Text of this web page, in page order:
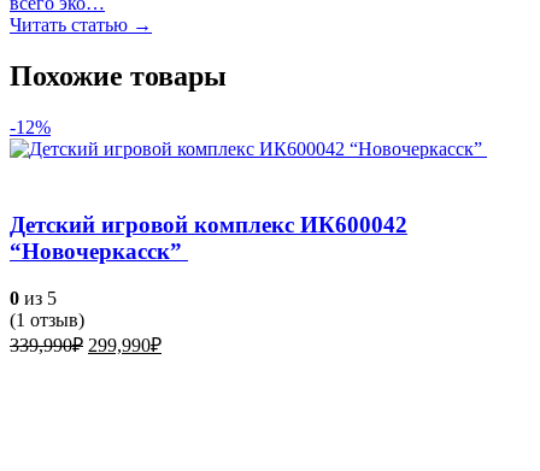
Читать статью →
Похожие товары
-12%
Детский игровой комплекс ИК600042
“Новочеркасск”
0 из 5
(1 отзыв)
339,990₽ Первоначальная
299,990₽Текущая